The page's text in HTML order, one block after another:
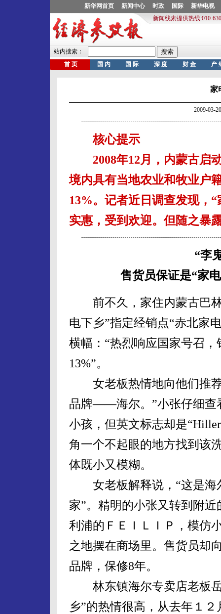
家
2009-03-
核心提示
2008年12月，内蒙古启动
境内具有当地农业和牧业户
13%。记者近日调查发现，
实惠，受到欢迎。但随之暴
“李
售货员保证是“家
前不久，家住内蒙古巴林
电下乡”指定经销点“赤北家
横幅：“热烈响应国家号召，
13%”。
女老板热情地向他们推荐
品牌——海尔。”小张仔细查
小孩，但英文标志却是
角一个不起眼的地方找到
体既小又模糊。
女老板解释说，“这是海
家”。精明的小张又转到附
利浦的ＦＥＩＬＩＰ，模仿
之地摆在商场里。售货员却
品牌，保修8年。
林东镇海尔专卖店老板岳
乡”的热情很高，从去年１